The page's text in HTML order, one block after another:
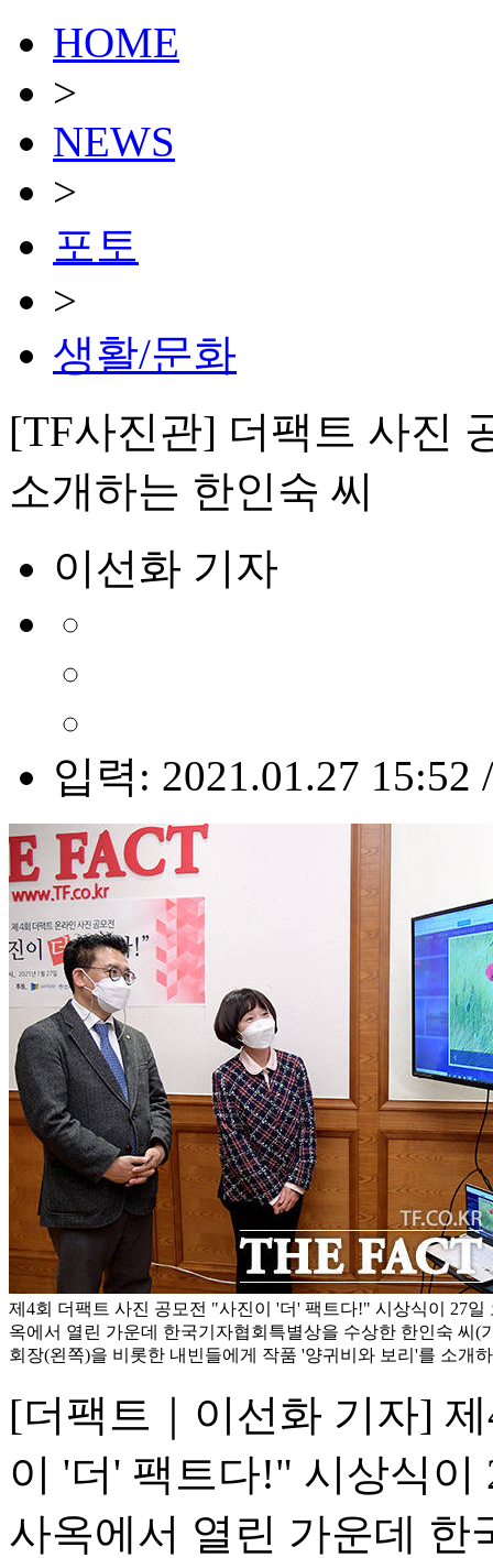
HOME
>
NEWS
>
포토
>
생활/문화
[TF사진관] 더팩트 사진
소개하는 한인숙 씨
이선화 기자
입력: 2021.01.27 15:52
제4회 더팩트 사진 공모전 "사진이 '더' 팩트다!" 시상식이 27일
옥에서 열린 가운데 한국기자협회특별상을 수상한 한인숙 씨(
회장(왼쪽)을 비롯한 내빈들에게 작품 '양귀비와 보리'를 소개
[더팩트｜이선화 기자]
이 '더' 팩트다!" 시상식이
사옥에서 열린 가운데 한